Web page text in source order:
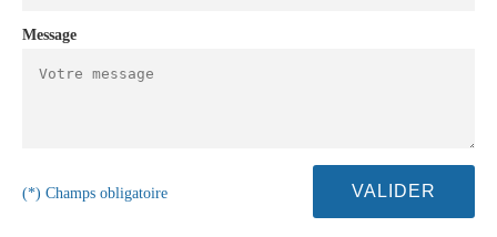
Message
(*) Champs obligatoire